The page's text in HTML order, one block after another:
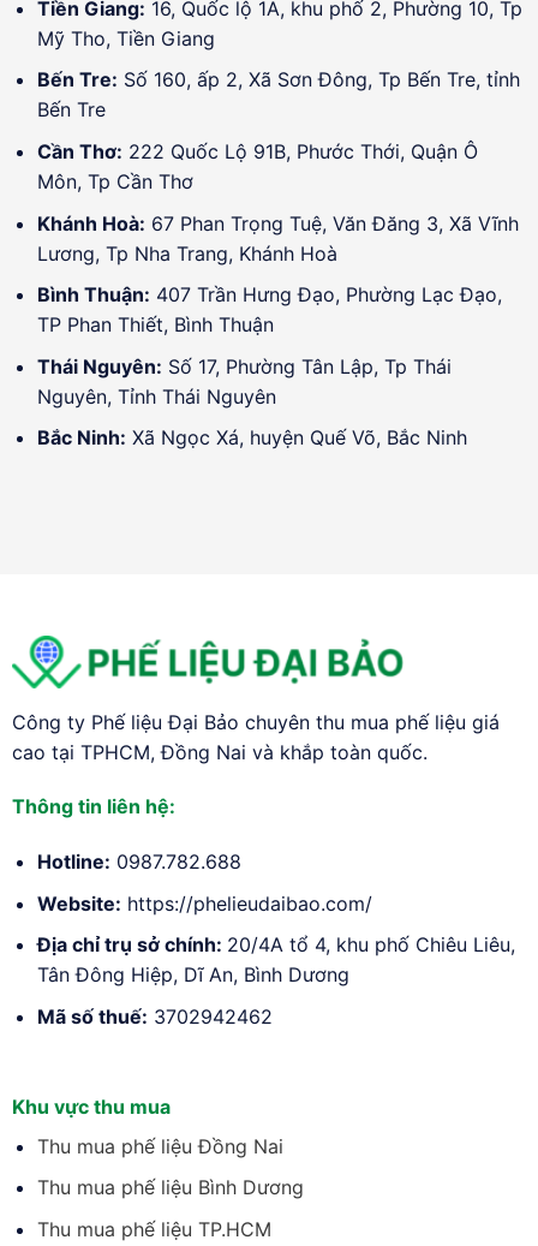
Tiền Giang: 16, Quốc lộ 1A, khu phố 2, Phường 10, Tp
Mỹ Tho, Tiền Giang
Bến Tre: Số 160, ấp 2, Xã Sơn Đông, Tp Bến Tre, tỉnh
Bến Tre
Cần Thơ: 222 Quốc Lộ 91B, Phước Thới, Quận Ô
Môn, Tp Cần Thơ
Khánh Hoà: 67 Phan Trọng Tuệ, Văn Đăng 3, Xã Vĩnh
Lương, Tp Nha Trang, Khánh Hoà
Bình Thuận: 407 Trần Hưng Đạo, Phường Lạc Đạo,
TP Phan Thiết, Bình Thuận
Thái Nguyên: Số 17, Phường Tân Lập, Tp Thái
Nguyên, Tỉnh Thái Nguyên
Bắc Ninh: Xã Ngọc Xá, huyện Quế Võ, Bắc Ninh
Công ty Phế liệu Đại Bảo chuyên thu mua phế liệu giá
cao tại TPHCM, Đồng Nai và khắp toàn quốc.
Thông tin liên hệ:
Hotline: 0987.782.688
Website: https://phelieudaibao.com/
Địa chỉ trụ sở chính: 20/4A tổ 4, khu phố Chiêu Liêu,
Tân Đông Hiệp, Dĩ An, Bình Dương
Mã số thuế: 3702942462
Khu vực thu mua
Thu mua phế liệu Đồng Nai
Thu mua phế liệu Bình Dương
Thu mua phế liệu TP.HCM